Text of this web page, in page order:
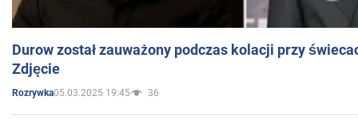
Durow został zauważony podczas kolacji przy
Zdjęcie
Rozrywka05.03.2025 19:45 36